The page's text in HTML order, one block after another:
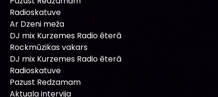
Radioskatuve
Ar Dzeni meža
DJ mix Kurzemes Radio ēterā
Rockmūzikas vakars
DJ mix Kurzemes Radio ēterā
Radioskatuve
Pazust Redzamam
Aktuala intervija